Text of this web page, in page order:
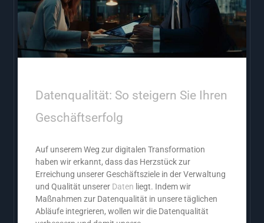
Datenqualität: So steigern Sie Ihren
Geschäftserfolg
Auf unserem Weg zur digitalen Transformation
haben wir erkannt, dass das Herzstück zur
Erreichung unserer Geschäftsziele in der Verwaltung
und Qualität unserer Daten liegt. Indem wir
Maßnahmen zur Datenqualität in unsere täglichen
Abläufe integrieren, wollen wir die Datenqualität